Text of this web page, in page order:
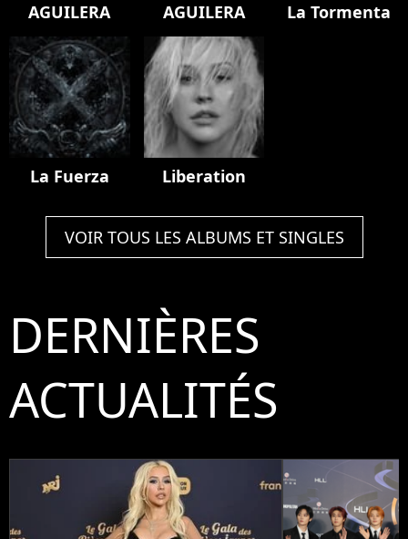
AGUILERA AGUILERA La Tormenta
La Fuerza Liberation
VOIR TOUS LES ALBUMS ET SINGLES
DERNIÈRES
ACTUALITÉS